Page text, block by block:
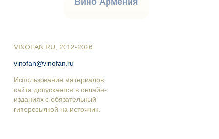
Вино Армения
VINOFAN.RU, 2012-2026
vinofan@vinofan.ru
Использование материалов
сайта допускается в онлайн-
изданиях с обязательный
гиперссылкой на источник.